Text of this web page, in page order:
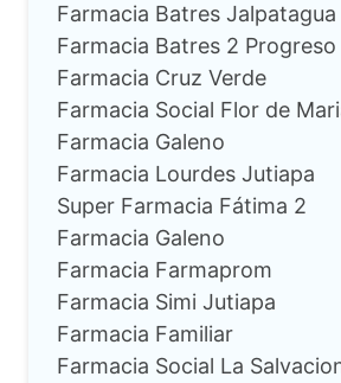
Farmacia Batres Jalpatagua
Farmacia Batres 2
Farmacia Cruz Verde
Farmacia Social Flor de
Farmacia Galeno
Farmacia Lourdes Jutiapa
Super Farmacia Fátima 2
Farmacia Galeno
Farmacia Farmaprom
Farmacia Simi Jutiapa
Farmacia Familiar
Farmacia Social La